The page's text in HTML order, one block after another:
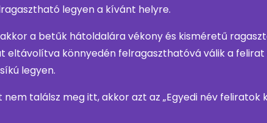
legyen a kívánt helyre.
a betűk hátoldalára vékony és kisméretű
eltávolítva könnyedén felragaszthatóvá válik a
legyen.
találsz meg itt, akkor azt az „Egyedi név feliratok